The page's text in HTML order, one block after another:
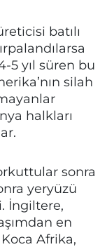
batılı
5 yıl süren bu
silah
halkları
sonra
yeryüzü
İngiltere,
en
Afrika,